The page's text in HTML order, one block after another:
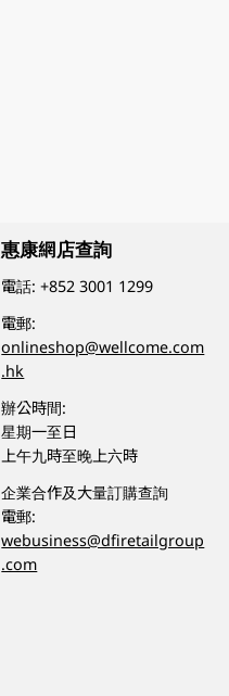
惠康網店查詢
電話:+852 3001 1299
電郵:
onlineshop@wellcome.com
.hk
辦公時間:
星期一至日
上午九時至晚上六時
企業合作及大量訂購查詢
電郵:
webusiness@dfiretailgroup
.com